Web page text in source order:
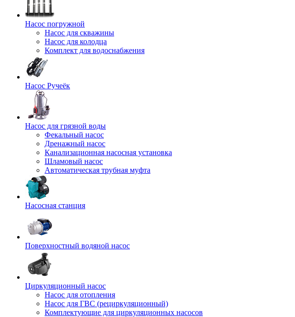
Насос погружной
Насос для скважины
Насос для колодца
Комплект для водоснабжения
Насос Ручеёк
Насос для грязной воды
Фекальный насос
Дренажный насос
Канализационная насосная установка
Шламовый насос
Автоматическая трубная муфта
Насосная станция
Поверхностный водяной насос
Циркуляционный насос
Насос для отопления
Насос для ГВС (рециркуляционный)
Комплектующие для циркуляционных насосов